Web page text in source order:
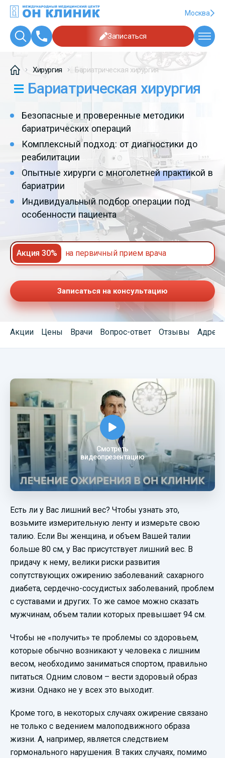
Москва
Записаться
Хирургия Бариатрическая хирургия
Бариатрическая хирургия
Безопасные и проверенные методики
бариатрических операций
Комплексный подход: от диагностики до
реабилитации
Опытные хирурги с многолетней практикой в
бариатрии
Индивидуальный подбор операции под
особенности пациента
Акция 30% на первичный прием врача
Записаться на консультацию
Акции Цены Врачи Вопрос-ответ Отзывы
Смотреть
видеопрезентацию
Есть ли у Вас лишний вес? Чтобы узнать это,
возьмите измерительную ленту и измерьте свою
талию. Если Вы женщина, и объем Вашей талии
больше 80 см, у Вас присутствует лишний вес. В
придачу к нему, велики риски развития
сопутствующих ожирению заболеваний: сахарного
диабета, сердечно-сосудистых заболеваний, проблем
с суставами и других. То же самое можно сказать
мужчинам, объем талии которых превышает 94 см.
Чтобы не «получить» те проблемы со здоровьем,
которые обычно возникают у человека с лишним
весом, необходимо заниматься спортом, правильно
питаться. Одним словом – вести здоровый образ
жизни. Однако не у всех это выходит.
Кроме того, в некоторых случаях ожирение связано
не только с ведением малоподвижного образа
жизни. А, например, является следствием
гормонального нарушения. В таких случаях, помимо